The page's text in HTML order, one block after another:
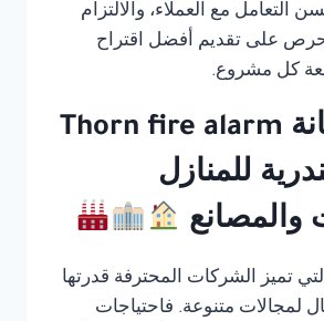
التعامل مع العملاء، والالتزام
على تقديم أفضل اقتراح
كل مشروع.
شركة صيانة Thorn fire alarm
للمنازل
والمصانع
تميز الشركات المحترفة قدرتها
لمجالات متنوعة. فاحتياجات